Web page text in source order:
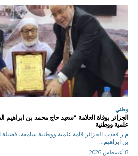
وطني
الجزائر بوفاة العلامة “سعيد حاج محمد بن
علمية ووطنية
م.ر فقدت الجزائر قامة علمية ووطنية سامقة،
بن ابراهيم...
8 أغسطس 2026